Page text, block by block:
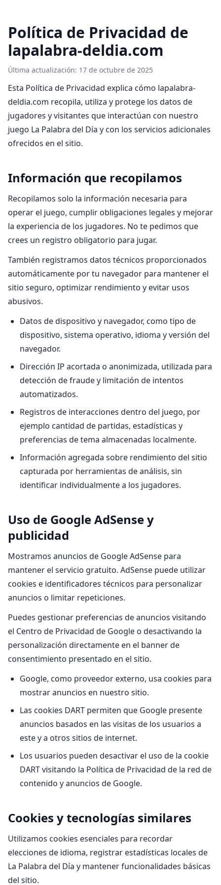
Política de Privacidad de
lapalabra-deldia.com
Última actualización: 17 de octubre de 2025
Esta Política de Privacidad explica cómo lapalabra-
deldia.com recopila, utiliza y protege los datos de
jugadores y visitantes que interactúan con nuestro
juego La Palabra del Día y con los servicios adicionales
ofrecidos en el sitio.
Información que recopilamos
Recopilamos solo la información necesaria para
operar el juego, cumplir obligaciones legales y mejorar
la experiencia de los jugadores. No te pedimos que
crees un registro obligatorio para jugar.
También registramos datos técnicos proporcionados
automáticamente por tu navegador para mantener el
sitio seguro, optimizar rendimiento y evitar usos
abusivos.
Datos de dispositivo y navegador, como tipo de
dispositivo, sistema operativo, idioma y versión del
navegador.
Dirección IP acortada o anonimizada, utilizada para
detección de fraude y limitación de intentos
automatizados.
Registros de interacciones dentro del juego, por
ejemplo cantidad de partidas, estadísticas y
preferencias de tema almacenadas localmente.
Información agregada sobre rendimiento del sitio
capturada por herramientas de análisis, sin
identificar individualmente a los jugadores.
Uso de Google AdSense y
publicidad
Mostramos anuncios de Google AdSense para
mantener el servicio gratuito. AdSense puede utilizar
cookies e identificadores técnicos para personalizar
anuncios o limitar repeticiones.
Puedes gestionar preferencias de anuncios visitando
el Centro de Privacidad de Google o desactivando la
personalización directamente en el banner de
consentimiento presentado en el sitio.
Google, como proveedor externo, usa cookies para
mostrar anuncios en nuestro sitio.
Las cookies DART permiten que Google presente
anuncios basados en las visitas de los usuarios a
este y a otros sitios de internet.
Los usuarios pueden desactivar el uso de la cookie
DART visitando la Política de Privacidad de la red de
contenido y anuncios de Google.
Cookies y tecnologías similares
Utilizamos cookies esenciales para recordar
elecciones de idioma, registrar estadísticas locales de
La Palabra del Día y mantener funcionalidades básicas
del sitio.